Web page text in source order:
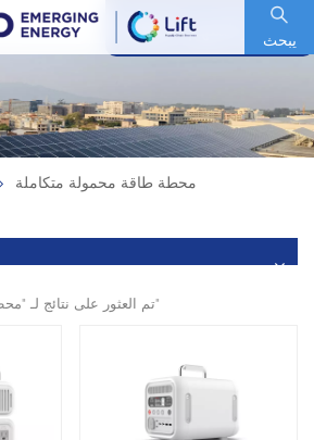
يبحث
رمز السهم : 600153.SH
محطة طاقة محمولة متكاملة
2 تم العثور على نتائج لـ "محطة طاقة محمولة متكاملة"